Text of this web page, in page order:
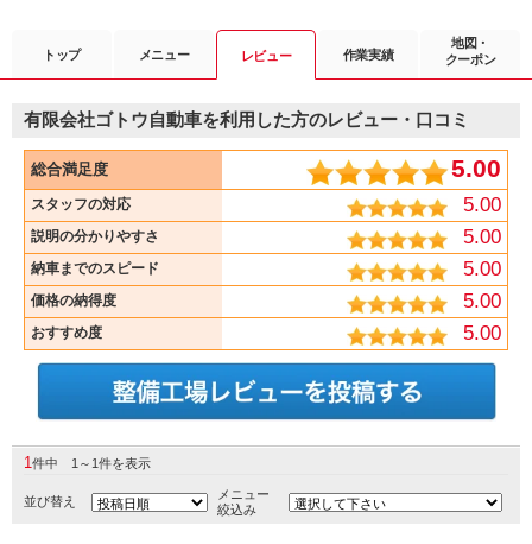
トップ メニュー レビュー 作業実績
地図・
クーポン
有限会社ゴトウ自動車を利用した方のレビュー・口コミ
総合満足度 5.00
スタッフの対応 5.00
説明の分かりやすさ 5.00
納車までのスピード 5.00
価格の納得度 5.00
おすすめ度 5.00
1件中 1～1件を表示
並び替え
メニュー
絞込み